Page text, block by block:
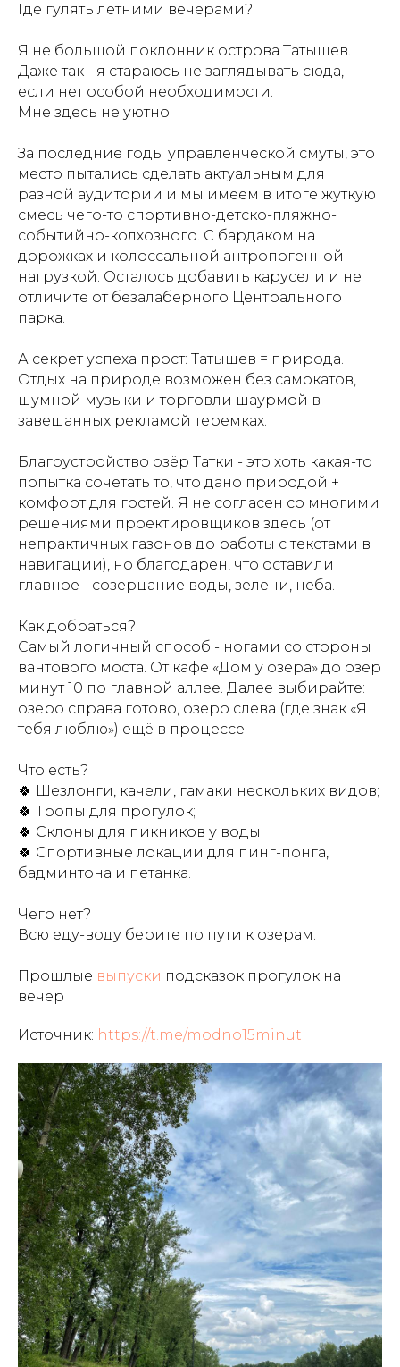
Где гулять летними вечерами?
Я не большой поклонник острова Татышев.
Даже так - я стараюсь не заглядывать сюда,
если нет особой необходимости.
Мне здесь не уютно.
За последние годы управленческой смуты, это
место пытались сделать актуальным для
разной аудитории и мы имеем в итоге жуткую
смесь чего-то спортивно-детско-пляжно-
событийно-колхозного. С бардаком на
дорожках и колоссальной антропогенной
нагрузкой. Осталось добавить карусели и не
отличите от безалаберного Центрального
парка.
А секрет успеха прост: Татышев = природа.
Отдых на природе возможен без самокатов,
шумной музыки и торговли шаурмой в
завешанных рекламой теремках.
Благоустройство озёр Татки - это хоть какая-то
попытка сочетать то, что дано природой +
комфорт для гостей. Я не согласен со многими
решениями проектировщиков здесь (от
непрактичных газонов до работы с текстами в
навигации), но благодарен, что оставили
главное - созерцание воды, зелени, неба.
Как добраться?
Самый логичный способ - ногами со стороны
вантового моста. От кафе «Дом у озера» до озер
минут 10 по главной аллее. Далее выбирайте:
озеро справа готово, озеро слева (где знак «Я
тебя люблю») ещё в процессе.
Что есть?
🍀 Шезлонги, качели, гамаки нескольких видов;
🍀 Тропы для прогулок;
🍀 Склоны для пикников у воды;
🍀 Спортивные локации для пинг-понга,
бадминтона и петанка.
Чего нет?
Всю еду-воду берите по пути к озерам.
Прошлые выпуски подсказок прогулок на
вечер
Источник: https://t.me/modno15minut